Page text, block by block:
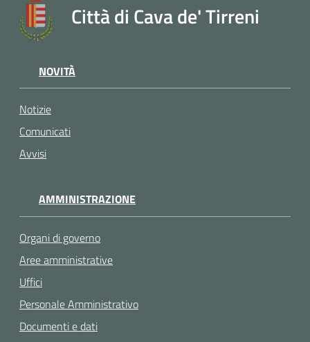
Città di Cava de' Tirreni
NOVITÀ
Notizie
Comunicati
Avvisi
AMMINISTRAZIONE
Organi di governo
Aree amministrative
Uffici
Personale Amministrativo
Documenti e dati